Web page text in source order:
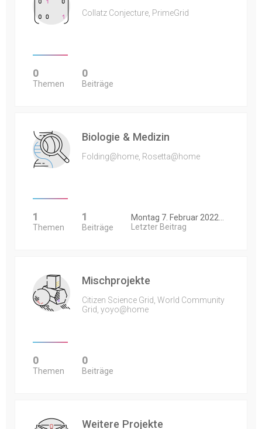
Collatz Conjecture, PrimeGrid
0
Themen
0
Beiträge
Biologie & Medizin
Folding@home, Rosetta@home
1
Themen
1
Beiträge
Montag 7. Februar 2022…
Letzter Beitrag
Mischprojekte
Citizen Science Grid, World Community
Grid, yoyo@home
0
Themen
0
Beiträge
Weitere Projekte